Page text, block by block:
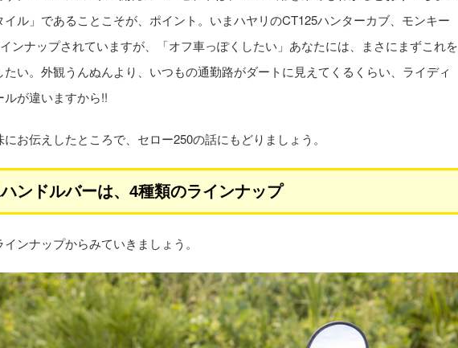
イル」であることこそが、ポイント。いまハヤリのCT125ハンターカブ、モンキー
ンナップされていますが、「オフ車っぽくしたい」あなたには、まさにまずこれを
たい。外観うんぬんより、いつもの通勤路がダートに見えてくるくらい、ライディ
ルが違いますから!!
にお伝えしたところで、セロー250の話にもどりましょう。
ンドルバーは、4種類のラインナップ
インナップからみていきましょう。